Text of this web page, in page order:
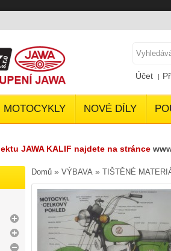
Účet
MOTOCYKLY NOVÉ DÍLY
JAWA KALIF najdete na stránce
Domů » VÝBAVA » TIŠTĚNÉ